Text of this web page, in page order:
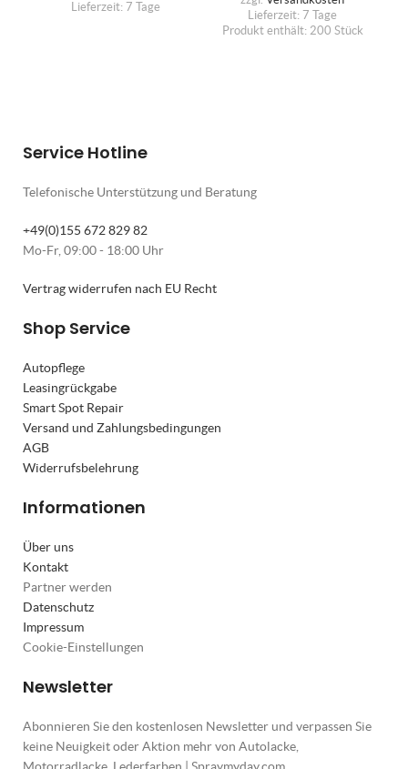
Lieferzeit: 7 Tage
Lieferzeit: 7 Tage
Produkt enthält: 200 Stück
Service Hotline
Telefonische Unterstützung und Beratung
+49(0)155 672 829 82
Mo-Fr, 09:00 - 18:00 Uhr
Vertrag widerrufen nach EU Recht
Shop Service
Autopflege
Leasingrückgabe
Smart Spot Repair
Versand und Zahlungsbedingungen
AGB
Widerrufsbelehrung
Informationen
Über uns
Kontakt
Partner werden
Datenschutz
Impressum
Cookie-Einstellungen
Newsletter
Abonnieren Sie den kostenlosen Newsletter und verpassen Sie
keine Neuigkeit oder Aktion mehr von Autolacke,